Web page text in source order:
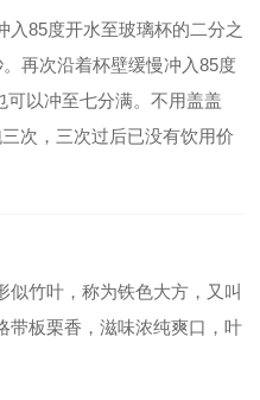
85度开水至玻璃杯的二分之
再次沿着杯壁缓慢冲入85度
可以冲至七分满。不用盖盖
次，三次过后已没有饮用价
竹叶，称为铁色大方，又叫
带板栗香，滋味浓纯爽口，叶